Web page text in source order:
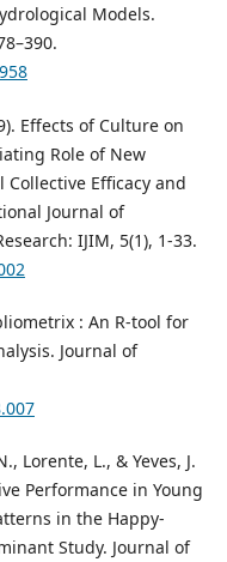
Models.
Effects of Culture on
Role of New
Efficacy and
Journal of
IJIM, 5(1), 1-33.
: An R-tool for
Journal of
Lorente, L., & Yeves, J.
Performance in Young
in the Happy-
Study. Journal of